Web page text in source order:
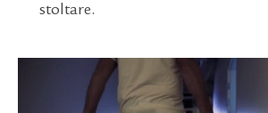
stoltare.
Videospelare